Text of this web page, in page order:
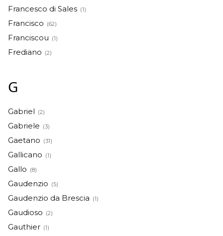
Francesco di Sales (1)
Francisco (62)
Franciscou (1)
Frediano (2)
G
Gabriel (2)
Gabriele (3)
Gaetano (31)
Gallicano (1)
Gallo (8)
Gaudenzio (5)
Gaudenzio da Brescia (1)
Gaudioso (2)
Gauthier (1)